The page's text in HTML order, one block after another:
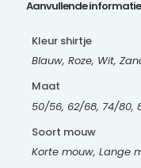
Aanvullende informatie
Kleur shirtje
Blauw, Roze, Wit,
Maat
50/56, 62/68, 74/80,
Soort mouw
Korte mouw, Lange